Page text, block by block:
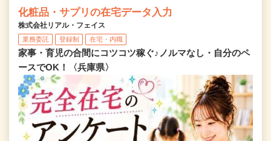
化粧品・サプリの在宅データ入力
株式会社リアル・フェイス
業務委託 登録制 在宅・内職
家事・育児の合間にコツコツ稼ぐ♪ノルマなし・自分のペ
ースでOK！〈兵庫県〉